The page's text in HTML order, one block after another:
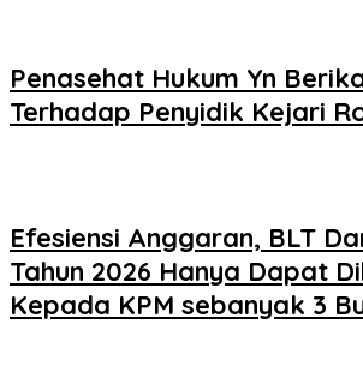
Penasehat Hukum Yn
Terhadap Penyidik Kejari
Efesiensi Anggaran, BLT
Tahun 2026 Hanya Dapat
Kepada KPM sebanyak 3